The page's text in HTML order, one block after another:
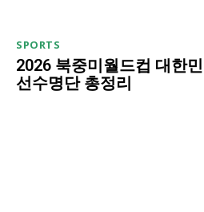
SPORTS
2026 북중미월드컵 대한
선수명단 총정리